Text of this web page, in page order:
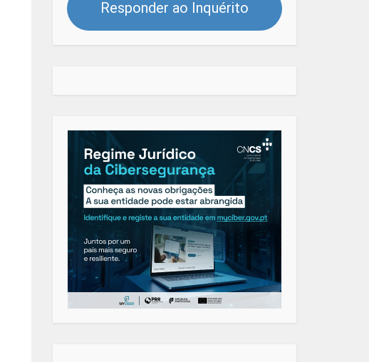
Responder ao Inquérito